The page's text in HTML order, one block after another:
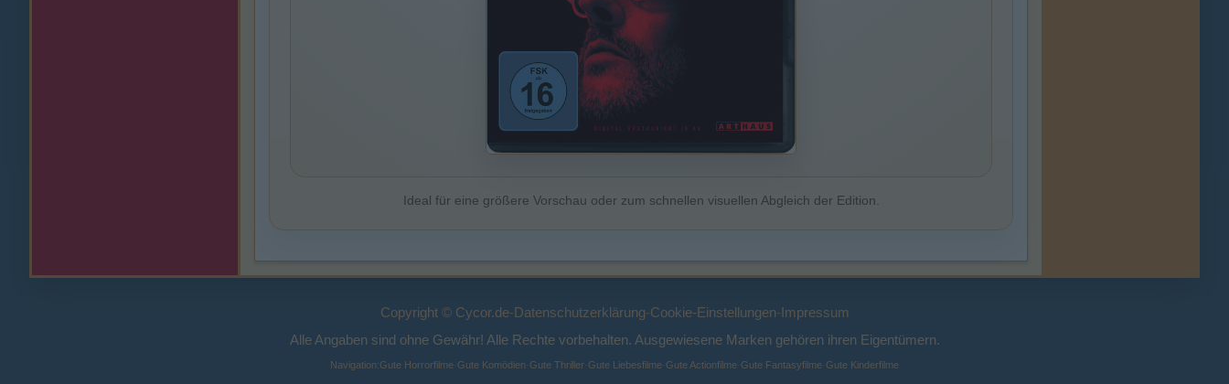
Ideal für eine größere Vorschau oder zum schnellen visuellen Abgleich der Edition.
Copyright © Cycor.de-Datenschutzerklärung-Cookie-Einstellungen-Impressum
Alle Angaben sind ohne Gewähr! Alle Rechte vorbehalten. Ausgewiesene Marken gehören ihren Eigentümern.
Navigation:Gute Horrorfilme· Gute Komödien· Gute Thriller· Gute Liebesfilme· Gute Actionfilme· Gute Fantasyfilme· Gute Kinderfilme